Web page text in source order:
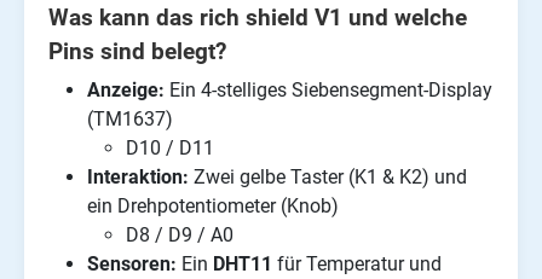
Was kann das rich shield V1 und welche
Pins sind belegt?
Anzeige: Ein 4-stelliges Siebensegment-Display
(TM1637)
D10 / D11
Interaktion: Zwei gelbe Taster (K1 & K2) und
ein Drehpotentiometer (Knob)
D8 / D9 / A0
Sensoren: Ein DHT11 für Temperatur und